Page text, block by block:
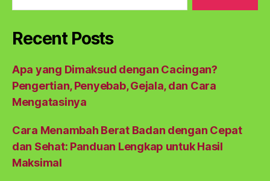
Recent Posts
Apa yang Dimaksud dengan Cacingan?
Pengertian, Penyebab, Gejala, dan Cara
Mengatasinya
Cara Menambah Berat Badan dengan Cepat
dan Sehat: Panduan Lengkap untuk Hasil
Maksimal